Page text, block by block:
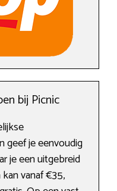
bij Picnic
geef je eenvoudig
je een uitgebreid
vanaf €35,